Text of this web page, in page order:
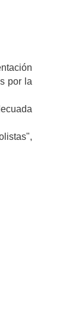
por la